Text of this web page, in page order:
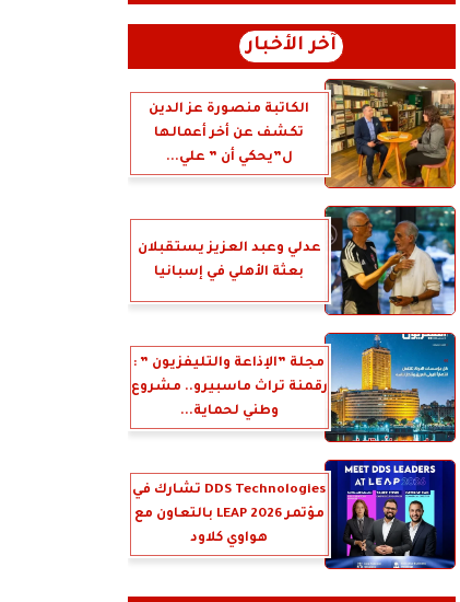
آخر الأخبار
الكاتبة منصورة عز الدين
تكشف عن أخر أعمالها
ل”يحكي أن ” علي...
عدلي وعبد العزيز يستقبلان
بعثة الأهلي في إسبانيا
مجلة ”الإذاعة والتليفزيون ” :
رقمنة تراث ماسبيرو.. مشروع
وطني لحماية...
DDS Technologies تشارك في
مؤتمر LEAP 2026 بالتعاون مع
هواوي كلاود